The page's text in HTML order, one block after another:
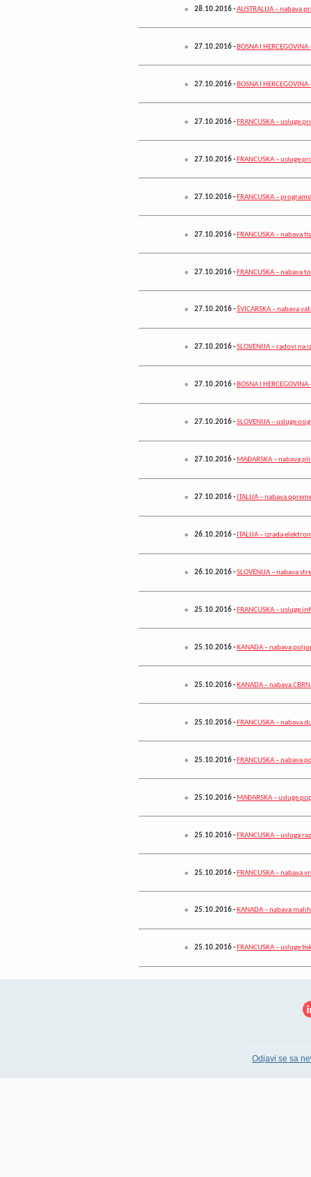
28.10.2016-AUSTRALIJA – nabava
27.10.2016- BOSNA I
27.10.2016- BOSNA I
27.10.2016- FRANCUSKA – usluge
27.10.2016- FRANCUSKA – usluge
27.10.2016- FRANCUSKA –
27.10.2016- FRANCUSKA – nabava
27.10.2016- FRANCUSKA –
27.10.2016-ŠVICARSKA – nabava
27.10.2016-SLOVENIJA – radovi na
27.10.2016-BOSNA I
27.10.2016-SLOVENIJA – usluge
27.10.2016-MAĐARSKA – nabava
27.10.2016- ITALIJA – nabava
26.10.2016- ITALIJA – izrada
26.10.2016-SLOVENIJA – nabava
25.10.2016- FRANCUSKA – usluge
25.10.2016- KANADA – nabava
25.10.2016- KANADA – nabava
25.10.2016- FRANCUSKA – nabava
25.10.2016- FRANCUSKA – nabava
25.10.2016- MAĐARSKA – usluge
25.10.2016- FRANCUSKA – usluga
25.10.2016- FRANCUSKA – nabava
25.10.2016-KANADA – nabava
25.10.2016-FRANCUSKA – usluge
Odjavi se sa